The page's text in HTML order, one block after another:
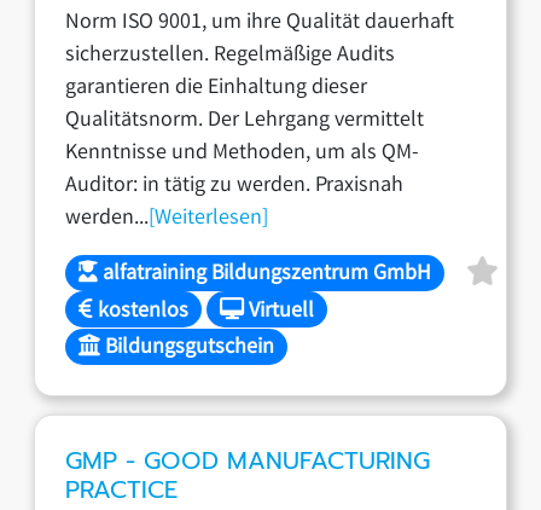
Norm ISO 9001, um ihre Qualität dauerhaft
sicherzustellen. Regelmäßige Audits
garantieren die Einhaltung dieser
Qualitätsnorm. Der Lehrgang vermittelt
Kenntnisse und Methoden, um als QM-
Auditor: in tätig zu werden. Praxisnah
werden...[Weiterlesen]
alfatraining Bildungszentrum GmbH
kostenlos
Virtuell
Bildungsgutschein
GMP - GOOD MANUFACTURING
PRACTICE